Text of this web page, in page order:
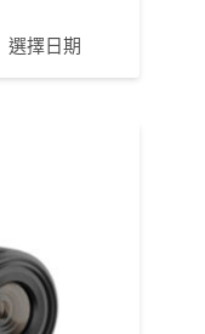
選擇日期